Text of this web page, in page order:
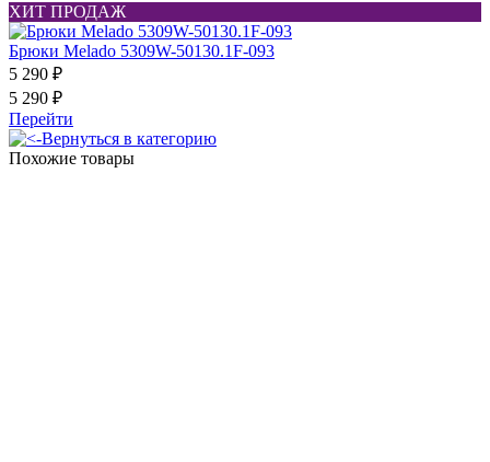
ХИТ ПРОДАЖ
Брюки Melado 5309W-50130.1F-093
5 290 ₽
5 290 ₽
Перейти
Вернуться в категорию
Похожие товары